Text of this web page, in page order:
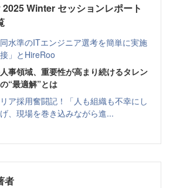
Winter セッションレポート
水準のITエンジニア選考を簡単に実施
」とHireRoo
事領域、重要性が高まり続けるタレン
“最適解”とは
ア採用奮闘記！「人も組織も不幸にし
、現場を巻き込みながら進...
者